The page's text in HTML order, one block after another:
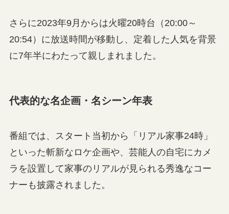
さらに2023年9月からは火曜20時台（20:00～
20:54）に放送時間が移動し、定着した人気を背景
に7年半にわたって親しまれました。
代表的な名企画・名シーン年表
番組では、スタート当初から「リアル家事24時」
といった斬新なロケ企画や、芸能人の自宅にカメ
ラを設置して家事のリアルが見られる秀逸なコー
ナーも披露されました。